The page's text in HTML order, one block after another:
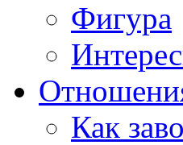
Фигура
Как